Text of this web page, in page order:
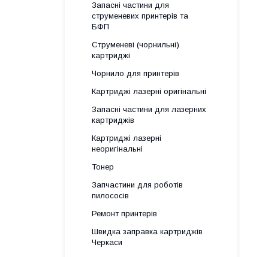
Запасні частини для
струменевих принтерів та
БФП
Струменеві (чорнильні)
картриджі
Чорнило для принтерів
Картриджі лазерні оригінальні
Запасні частини для лазерних
картриджів
Картриджі лазерні
неоригінальні
Тонер
Запчастини для роботів
пилососів
Ремонт принтерів
Швидка заправка картриджів
Черкаси